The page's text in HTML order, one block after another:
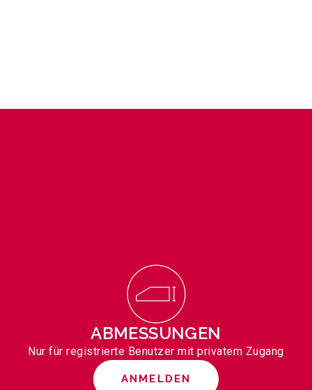
ABMESSUNGEN
Nur für registrierte Benutzer mit privatem Zugang
ANMELDEN